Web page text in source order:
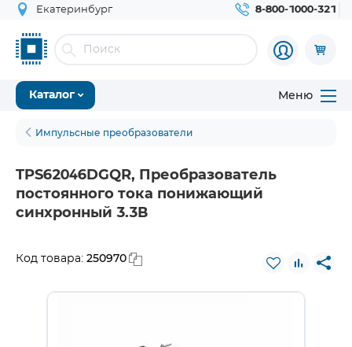
Екатеринбург 8-800-1000-321
Каталог Меню
Импульсные преобразователи
TPS62046DGQR, Преобразователь
постоянного тока понижающий
синхронный 3.3В
Код товара: 250970